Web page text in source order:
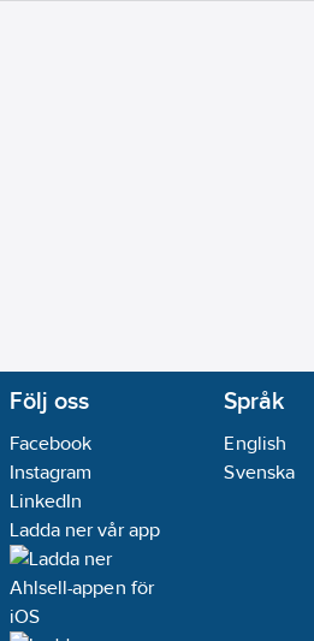
Följ oss
Facebook
Instagram
LinkedIn
Ladda ner vår app
Språk
English
Svenska